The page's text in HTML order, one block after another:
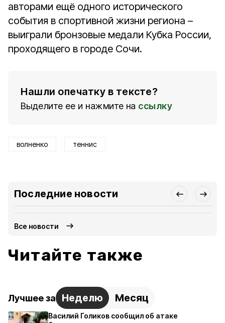
авторами ещё одного исторического
события в спортивной жизни региона –
выиграли бронзовые медали Кубка России,
проходящего в городе Сочи.
Нашли опечатку в тексте?
Выделите ее и нажмите на ссылку
волненко теннис
Последние новости
Все новости
Читайте также
Лучшее за Неделю Месяц
Василий Голиков сообщил об атаке